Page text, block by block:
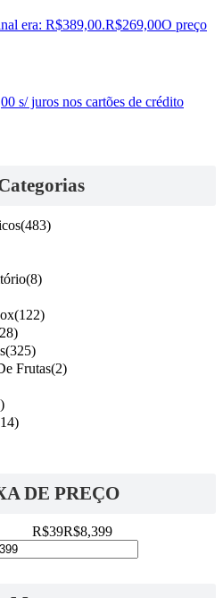
era: R$389,00.R$269,00O preço
s/ juros nos cartões de crédito
(483)
(8)
(122)
(325)
Frutas(2)
DE PREÇO
R$39R$8,399